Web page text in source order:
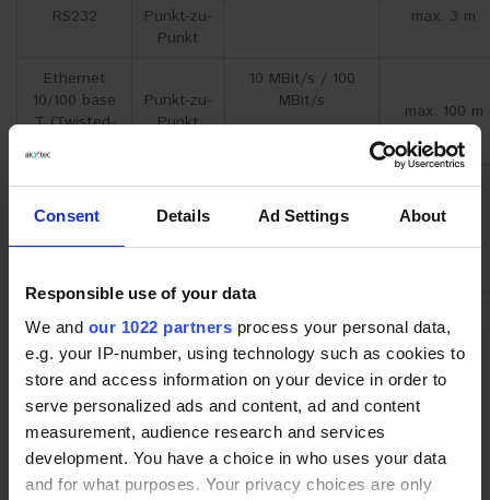
Consent Details Ad Settings About
Responsible use of your data
We and our 1022 partners process your personal data,
e.g. your IP-number, using technology such as cookies to
store and access information on your device in order to
serve personalized ads and content, ad and content
measurement, audience research and services
development. You have a choice in who uses your data
and for what purposes. Your privacy choices are only
RS232
Punkt-zu-
Punkt
max. 3 m
Ethernet
10/100 base
T (Twisted-
Punkt-zu-
Punkt
10 MBit/s / 100
MBit/s
max. 100 m
USB 1.1
Punkt-zu-
Punkt
12 MBit/s
max. 3 m
USB 2.0
Punkt-zu-
bis zu 480 MBit/s
Gerätekompatibilität
Gerätekompatibilität ist eine Fähigkeit von Geräten, die Daten
untereinander auszutauschen. Jedes am Datenaustausch
teilnehmende Gerät muss mit einer bestimmten Schnittstelle
ausgestattet sein und ein bestimmtes Protokoll unterstützen.
Trotzdem ist aber selbst in diesem Fall die Fähigkeit zum